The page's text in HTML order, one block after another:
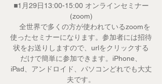
■1月29日13:00-15:00 オンラインセミナー
(zoom)
全世界で多くの方が使われているzoomを
使ったセミナーになります。参加者には招待
状をお送りしますので、urlをクリックする
だけで簡単に参加できます。iPhone、
iPad、アンドロイド、パソコンどれでも大丈
夫です。